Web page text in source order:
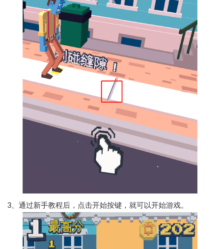
3、通过新手教程后，点击开始按键，就可以开始游戏。